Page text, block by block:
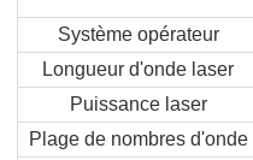
Système opérateur
Longueur d'onde laser
Puissance laser
Plage de nombres d'onde